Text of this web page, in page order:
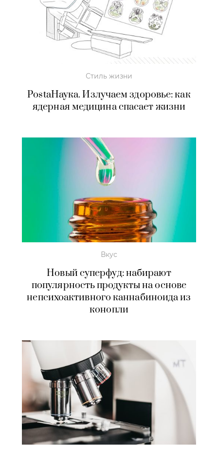
Стиль жизни
PostaНаука. Излучаем здоровье: как
ядерная медицина спасает жизни
Вкус
Новый суперфуд: набирают
популярность продукты на основе
непсихоактивного каннабиноида из
конопли